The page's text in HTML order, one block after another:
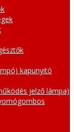
kapunyitó
jelző lámpa)